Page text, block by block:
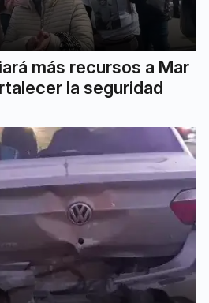
más recursos a Mar
la seguridad